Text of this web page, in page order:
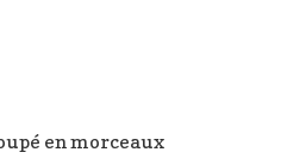
en morceaux